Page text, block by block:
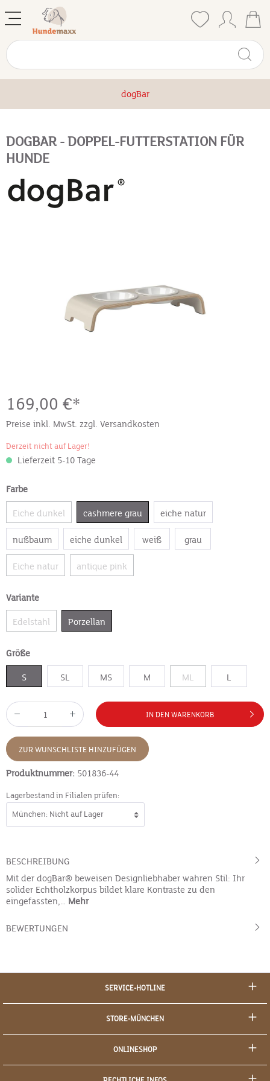
dogBar
DOGBAR - DOPPEL-FUTTERSTATION FÜR
HUNDE
169,00 €*
Preise inkl. MwSt. zzgl. Versandkosten
Derzeit nicht auf Lager!
Lieferzeit 5-10 Tage
Farbe
Eiche dunkel cashmere grau eiche natur
nußbaum eiche dunkel weiß grau
Eiche natur antique pink
Variante
Edelstahl Porzellan
Größe
S SL MS M ML L
IN DEN WARENKORB
ZUR WUNSCHLISTE HINZUFÜGEN
Produktnummer: 501836-44
Lagerbestand in Filialen prüfen:
BESCHREIBUNG
Mit der dogBar® beweisen Designliebhaber wahren Stil: Ihr
solider Echtholzkorpus bildet klare Kontraste zu den
eingefassten,… Mehr
BEWERTUNGEN
SERVICE-HOTLINE
STORE-MÜNCHEN
ONLINESHOP